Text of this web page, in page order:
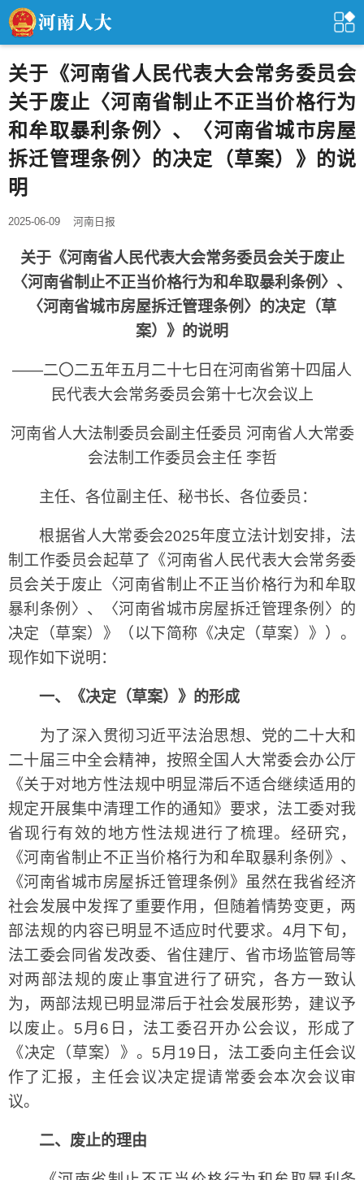
关于《河南省人民代表大会常务委员会
关于废止〈河南省制止不正当价格行为
和牟取暴利条例〉、〈河南省城市房屋
拆迁管理条例〉的决定（草案）》的说
明
2025-06-09 河南日报
关于《河南省人民代表大会常务委员会关于废止
〈河南省制止不正当价格行为和牟取暴利条例〉、
〈河南省城市房屋拆迁管理条例〉的决定（草
案）》的说明
——二〇二五年五月二十七日在河南省第十四届人
民代表大会常务委员会第十七次会议上
河南省人大法制委员会副主任委员 河南省人大常委
会法制工作委员会主任 李哲
主任、各位副主任、秘书长、各位委员：
根据省人大常委会2025年度立法计划安排，法
制工作委员会起草了《河南省人民代表大会常务委
员会关于废止〈河南省制止不正当价格行为和牟取
暴利条例〉、〈河南省城市房屋拆迁管理条例〉的
决定（草案）》（以下简称《决定（草案）》）。
现作如下说明：
一、《决定（草案）》的形成
为了深入贯彻习近平法治思想、党的二十大和
二十届三中全会精神，按照全国人大常委会办公厅
《关于对地方性法规中明显滞后不适合继续适用的
规定开展集中清理工作的通知》要求，法工委对我
省现行有效的地方性法规进行了梳理。经研究，
《河南省制止不正当价格行为和牟取暴利条例》、
《河南省城市房屋拆迁管理条例》虽然在我省经济
社会发展中发挥了重要作用，但随着情势变更，两
部法规的内容已明显不适应时代要求。4月下旬，
法工委会同省发改委、省住建厅、省市场监管局等
对两部法规的废止事宜进行了研究，各方一致认
为，两部法规已明显滞后于社会发展形势，建议予
以废止。5月6日，法工委召开办公会议，形成了
《决定（草案）》。5月19日，法工委向主任会议
作了汇报，主任会议决定提请常委会本次会议审
议。
二、废止的理由